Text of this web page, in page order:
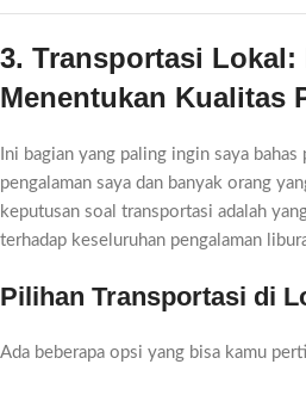
3. Transportasi Lokal:
Menentukan Kualitas
Ini bagian yang paling ingin saya bahas
pengalaman saya dan banyak orang
keputusan soal transportasi adalah
terhadap keseluruhan pengalaman
Pilihan Transportasi di
Ada beberapa opsi yang bisa kamu